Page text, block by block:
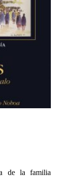
de la familia